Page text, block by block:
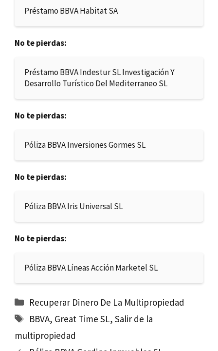
Préstamo BBVA Habitat SA
No te pierdas:
Préstamo BBVA Indestur SL Investigación Y
Desarrollo Turístico Del Mediterraneo SL
No te pierdas:
Póliza BBVA Inversiones Gormes SL
No te pierdas:
Póliza BBVA Iris Universal SL
No te pierdas:
Póliza BBVA Líneas Acción Marketel SL
Categorías
Recuperar Dinero De La Multipropiedad
Etiquetas
BBVA, Great Time SL,Salir de la
multipropiedad